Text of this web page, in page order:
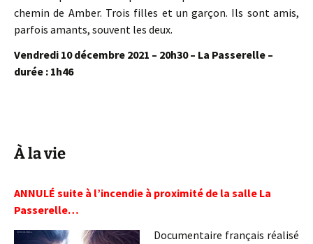
chemin de Amber. Trois filles et un garçon. Ils sont amis,
parfois amants, souvent les deux.
Vendredi 10 décembre 2021 – 20h30 – La Passerelle –
durée : 1h46
À la vie
ANNULÉ suite à l’incendie à proximité de la salle La
Passerelle…
Documentaire français réalisé